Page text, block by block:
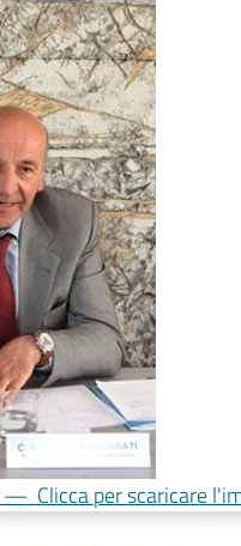
— Clicca per scaricare